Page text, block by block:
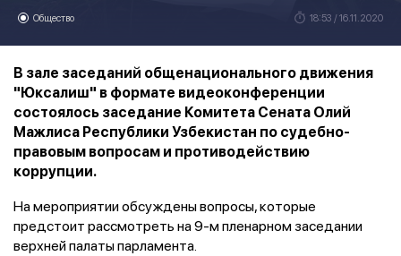
Общество 18:53 / 16.11.2020
В зале заседаний общенационального движения
"Юксалиш" в формате видеоконференции
состоялось заседание Комитета Сената Олий
Мажлиса Республики Узбекистан по судебно-
правовым вопросам и противодействию
коррупции.
На мероприятии обсуждены вопросы, которые
предстоит рассмотреть на 9-м пленарном заседании
верхней палаты парламента.